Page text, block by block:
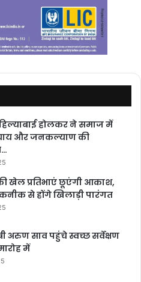
होलकर ने समाज में
और जनकल्याण की
खेल प्रतिभाएं छूएंगी आकाश,
से होंगे खिलाड़ी पारंगत
अरुण साव पहुंचे स्वच्छ सर्वेक्षण
में